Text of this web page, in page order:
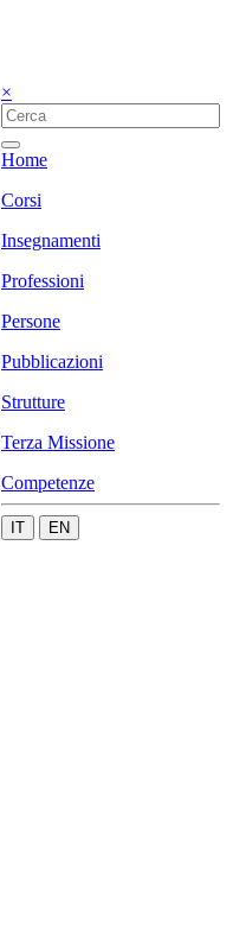
×
Home
Corsi
Insegnamenti
Professioni
Persone
Pubblicazioni
Strutture
Terza Missione
Competenze
IT EN